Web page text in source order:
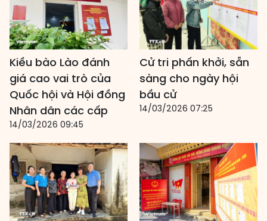
Kiều bào Lào đánh
giá cao vai trò của
Quốc hội và Hội đồng
Nhân dân các cấp
14/03/2026 09:45
Cử tri phấn khởi, sẵn
sàng cho ngày hội
bầu cử
14/03/2026 07:25